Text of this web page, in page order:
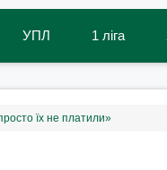
УПЛ 1 ліга
їх не платили»